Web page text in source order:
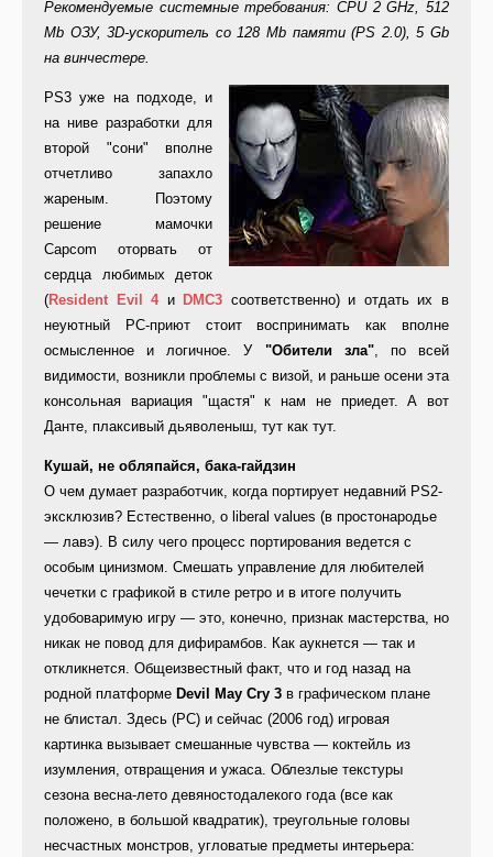
Рекомендуемые системные требования: CPU 2 GHz, 512
Mb ОЗУ, 3D-ускоритель со 128 Mb памяти (PS 2.0), 5 Gb
на винчестере.
PS3 уже на подходе, и
на ниве разработки для
второй "сони" вполне
отчетливо запахло
жареным. Поэтому
решение мамочки
Capcom оторвать от
сердца любимых деток
(Resident Evil 4и DMC3 соответственно) и отдать их в
неуютный PC-приют стоит воспринимать как вполне
осмысленное и логичное. У "Обители зла", по всей
видимости, возникли проблемы с визой, и раньше осени эта
консольная вариация "щастя" к нам не приедет. А вот
Данте, плаксивый дьяволеныш, тут как тут.
Кушай, не обляпайся, бака-гайдзин
О чем думает разработчик, когда портирует недавний PS2-
эксклюзив? Естественно, о liberal values (в простонародье
— лавэ). В силу чего процесс портирования ведется с
особым цинизмом. Смешать управление для любителей
чечетки с графикой в стиле ретро и в итоге получить
удобоваримую игру — это, конечно, признак мастерства, но
никак не повод для дифирамбов. Как аукнется — так и
откликнется. Общеизвестный факт, что и год назад на
родной платформе Devil May Cry 3 в графическом плане
не блистал. Здесь (PC) и сейчас (2006 год) игровая
картинка вызывает смешанные чувства — коктейль из
изумления, отвращения и ужаса. Облезлые текстуры
сезона весна-лето девяностодалекого года (все как
положено, в большой квадратик), треугольные головы
несчастных монстров, угловатые предметы интерьера: